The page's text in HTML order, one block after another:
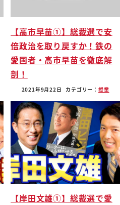
【高市早苗①】総裁選で安
倍政治を取り戻すか！鉄の
愛国者・高市早苗を徹底解
剖！
2021年9月22日 カテゴリー： 授業
【岸田文雄①】総裁選で愛